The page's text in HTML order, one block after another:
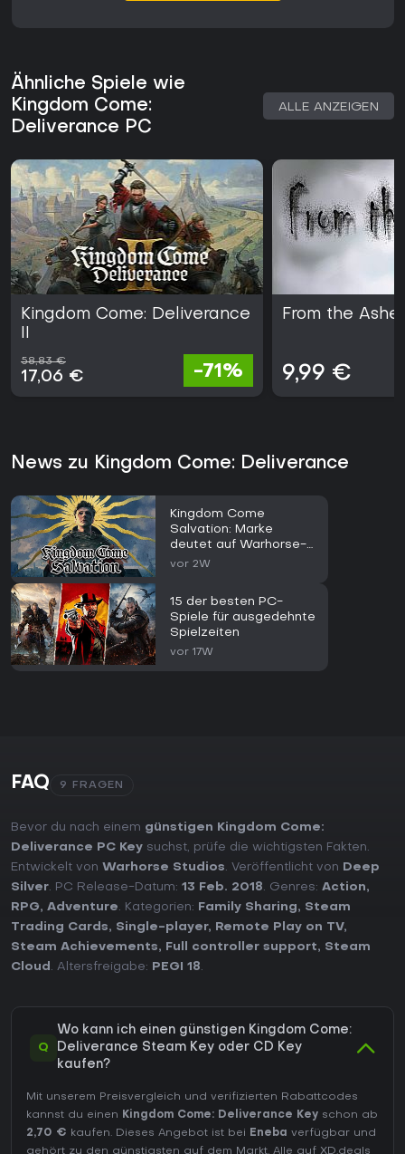
Ähnliche Spiele wie
Kingdom Come:
Deliverance PC
ALLE ANZEIGEN
Kingdom Come: Deliverance
58,83 €
17,06 € -71%
From the
9,99 €
News zu Kingdom Come: Deliverance
Kingdom Come
Salvation: Marke
deutet auf Warhorse-
Spiel
vor 2W
15 der besten PC-
Spiele für ausgedehnte
Spielzeiten
vor 17W
FAQ 9 FRAGEN
Bevor du nach einem günstigen Kingdom Come:
Deliverance PC Key suchst, prüfe die wichtigsten Fakten.
Entwickelt von Warhorse Studios. Veröffentlicht von
Deep
Silver. PC Release-Datum: 13 Feb. 2018. Genres: Action,
RPG, Adventure. Kategorien: Family Sharing, Steam
Trading Cards, Single-player, Remote Play on TV,
Steam Achievements, Full controller support, Steam
Cloud . Altersfreigabe: PEGI 18.
Q
Wo kann ich einen günstigen Kingdom Come:
Deliverance Steam Key oder CD Key
kaufen?
Mit unserem Preisvergleich und verifizierten Rabattcodes
kannst du einen Kingdom Come: Deliverance Key schon ab
2,70 € kaufen. Dieses Angebot ist bei Eneba verfügbar und
gehört zu den günstigsten auf dem Markt. Alle auf XD.deals